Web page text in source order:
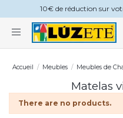
10€ de réduction sur
Accueil Meubles Meubles de
Matelas
There are no products.